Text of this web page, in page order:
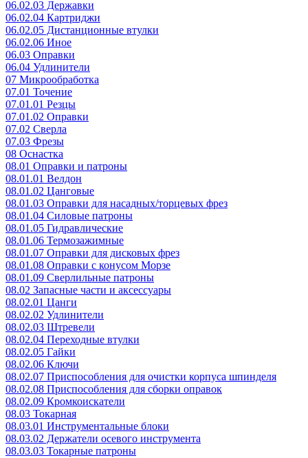
06.02.03 Державки
06.02.04 Картриджи
06.02.05 Дистанционные втулки
06.02.06 Иное
06.03 Оправки
06.04 Удлинители
07 Микрообработка
07.01 Точение
07.01.01 Резцы
07.01.02 Оправки
07.02 Сверла
07.03 Фрезы
08 Оснастка
08.01 Оправки и патроны
08.01.01 Велдон
08.01.02 Цанговые
08.01.03 Оправки для насадных/торцевых фрез
08.01.04 Силовые патроны
08.01.05 Гидравлические
08.01.06 Термозажимные
08.01.07 Оправки для дисковых фрез
08.01.08 Оправки с конусом Морзе
08.01.09 Сверлильные патроны
08.02 Запасные части и аксессуары
08.02.01 Цанги
08.02.02 Удлинители
08.02.03 Штревели
08.02.04 Переходные втулки
08.02.05 Гайки
08.02.06 Ключи
08.02.07 Приспособления для очистки корпуса шпинделя
08.02.08 Приспособления для сборки оправок
08.02.09 Кромкоискатели
08.03 Токарная
08.03.01 Инструментальные блоки
08.03.02 Держатели осевого инструмента
08.03.03 Токарные патроны